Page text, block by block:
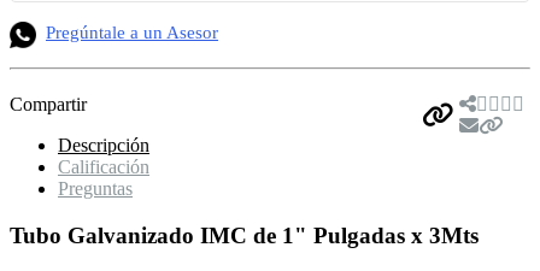
Pregúntale a un Asesor
Compartir
Descripción
Calificación
Preguntas
Tubo Galvanizado IMC de 1" Pulgadas x 3Mts